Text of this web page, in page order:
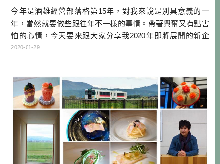
今年是酒雄經營部落格第15年，對我來說是別具意義的一
年，當然就要做些跟往年不一樣的事情。帶著興奮又有點害
怕的心情，今天要來跟大家分享我2020年即將展開的新企
畫，那就是「酒雄台日交流旅遊分享會市集」。這個活動主
大篇幅好好說明這個活動。 現場注意事項 1. 請自備口罩，並
建議您盡 […]…
2020-01-29